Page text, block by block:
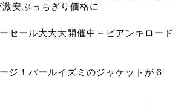
安ぶっちぎり価格に
セール大大大開催中～ビアンキロード
ジ！パールイズミのジャケットが６